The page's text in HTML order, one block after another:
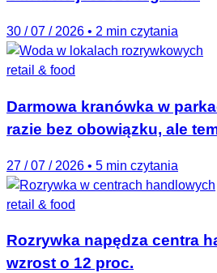
30 / 07 / 2026 • 2 min czytania
retail & food
Darmowa kranówka w
razie bez obowiązku, ale
27 / 07 / 2026 • 5 min czytania
retail & food
Rozrywka napędza centra
wzrost o 12 proc.